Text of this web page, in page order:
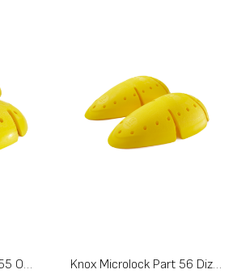
Knox Microlock Part 55 Omuz Koruması Knox Microlock Part 56 Diz Dirsek Koruması